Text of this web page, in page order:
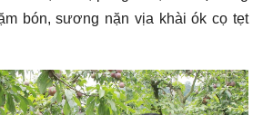
bón, sương nặn vịa khài ók cọ tẹt